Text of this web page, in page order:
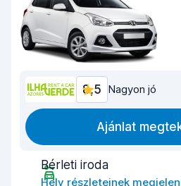
8,5 Nagyon jó
Ajánlat
Bérleti iroda
Hely részleteinek